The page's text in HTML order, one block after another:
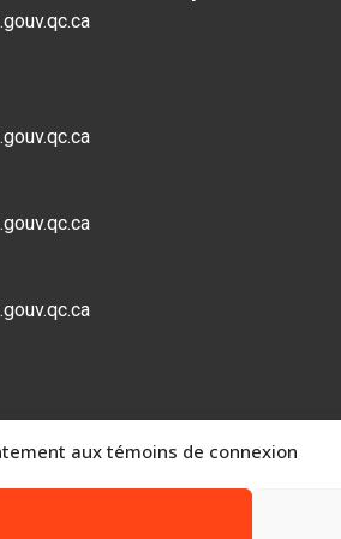
aux témoins de connexion